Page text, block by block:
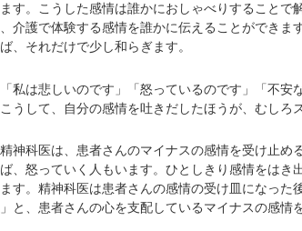
ます。こうした感情は誰かにおしゃべりすることで
介護で体験する感情を誰かに伝えることができま
、それだけで少し和らぎます。
私は悲しいのです」「怒っているのです」「不安な
うして、自分の感情を吐きだしたほうが、むしろ
神科医は、患者さんのマイナスの感情を受け止め
、怒っていく人もいます。ひとしきり感情をはき
ます。精神科医は患者さんの感情の受け皿になった
と、患者さんの心を支配しているマイナスの感情